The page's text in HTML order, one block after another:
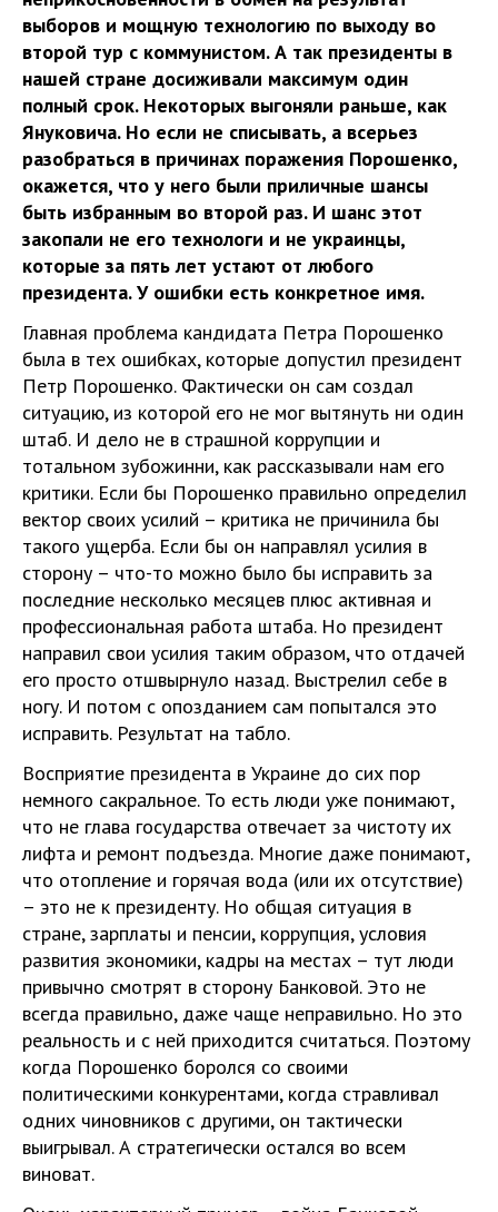
выборов и мощную технологию по выходу во
второй тур с коммунистом. А так президенты в
нашей стране досиживали максимум один
полный срок. Некоторых выгоняли раньше, как
Януковича. Но если не списывать, а всерьез
разобраться в причинах поражения Порошенко,
окажется, что у него были приличные шансы
быть избранным во второй раз. И шанс этот
закопали не его технологи и не украинцы,
которые за пять лет устают от любого
президента. У ошибки есть конкретное имя.
Главная проблема кандидата Петра Порошенко
была в тех ошибках, которые допустил президент
Петр Порошенко. Фактически он сам создал
ситуацию, из которой его не мог вытянуть ни один
штаб. И дело не в страшной коррупции и
тотальном зубожинни, как рассказывали нам его
критики. Если бы Порошенко правильно определил
вектор своих усилий – критика не причинила бы
такого ущерба. Если бы он направлял усилия в
сторону – что-то можно было бы исправить за
последние несколько месяцев плюс активная и
профессиональная работа штаба. Но президент
направил свои усилия таким образом, что отдачей
его просто отшвырнуло назад. Выстрелил себе в
ногу. И потом с опозданием сам попытался это
исправить. Результат на табло.
Восприятие президента в Украине до сих пор
немного сакральное. То есть люди уже понимают,
что не глава государства отвечает за чистоту их
лифта и ремонт подъезда. Многие даже понимают,
что отопление и горячая вода (или их отсутствие)
– это не к президенту. Но общая ситуация в
стране, зарплаты и пенсии, коррупция, условия
развития экономики, кадры на местах – тут люди
привычно смотрят в сторону Банковой. Это не
всегда правильно, даже чаще неправильно. Но это
реальность и с ней приходится считаться. Поэтому
когда Порошенко боролся со своими
политическими конкурентами, когда стравливал
одних чиновников с другими, он тактически
выигрывал. А стратегически остался во всем
виноват.